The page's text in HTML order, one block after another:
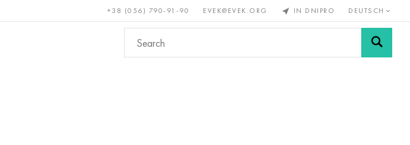
+38 (056) 790-91-90 EVEK@EVEK.ORG IN DNIPRO DEUTSCH
Kupfer, Nichteisenmetalle Stahl Drahtgewebe &